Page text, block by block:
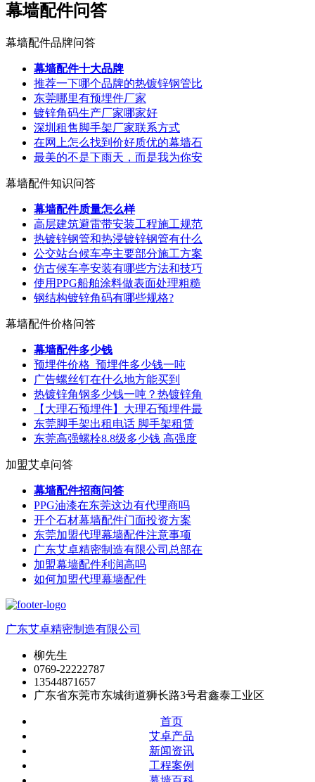
幕墙配件问答
幕墙配件品牌问答
幕墙配件十大品牌
推荐一下哪个品牌的热镀锌钢管比
东莞哪里有预埋件厂家
镀锌角码生产厂家哪家好
深圳租售脚手架厂家联系方式
在网上怎么找到价好质优的幕墙石
最美的不是下雨天，而是我为你安
幕墙配件知识问答
幕墙配件质量怎么样
高层建筑避雷带安装工程施工规范
热镀锌钢管和热浸镀锌钢管有什么
公交站台候车亭主要部分施工方案
仿古候车亭安装有哪些方法和技巧
使用PPG船舶涂料做表面处理粗糙
钢结构镀锌角码有哪些规格?
幕墙配件价格问答
幕墙配件多少钱
预埋件价格_预埋件多少钱一吨
广告螺丝钉在什么地方能买到
热镀锌角钢多少钱一吨？热镀锌角
【大理石预埋件】大理石预埋件最
东莞脚手架出租电话 脚手架租赁
东莞高强螺栓8.8级多少钱 高强度
加盟艾卓问答
幕墙配件招商问答
PPG油漆在东莞这边有代理商吗
开个石材幕墙配件门面投资方案
东莞加盟代理幕墙配件注意事项
广东艾卓精密制造有限公司总部在
加盟幕墙配件利润高吗
如何加盟代理幕墙配件
广东艾卓精密制造有限公司
柳先生
0769-22222787
13544871657
广东省东莞市东城街道狮长路3号君鑫泰工业区
首页
艾卓产品
新闻资讯
工程案例